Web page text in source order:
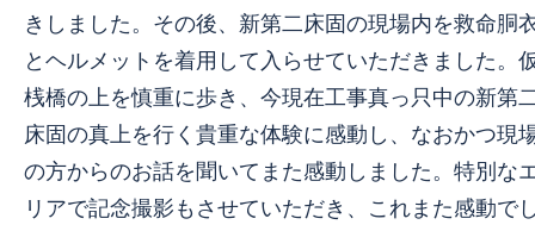
きしました。その後、新第二床固の現場内を救命胴
とヘルメットを着用して入らせていただきました。
桟橋の上を慎重に歩き、今現在工事真っ只中の新第
床固の真上を行く貴重な体験に感動し、なおかつ現
の方からのお話を聞いてまた感動しました。特別な
リアで記念撮影もさせていただき、これまた感動で